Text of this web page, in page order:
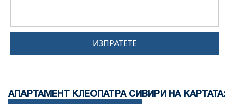
ИЗПРАТЕТЕ
АПАРТАМЕНТ КЛЕОПАТРА СИВИРИ НА КАРТАТА: